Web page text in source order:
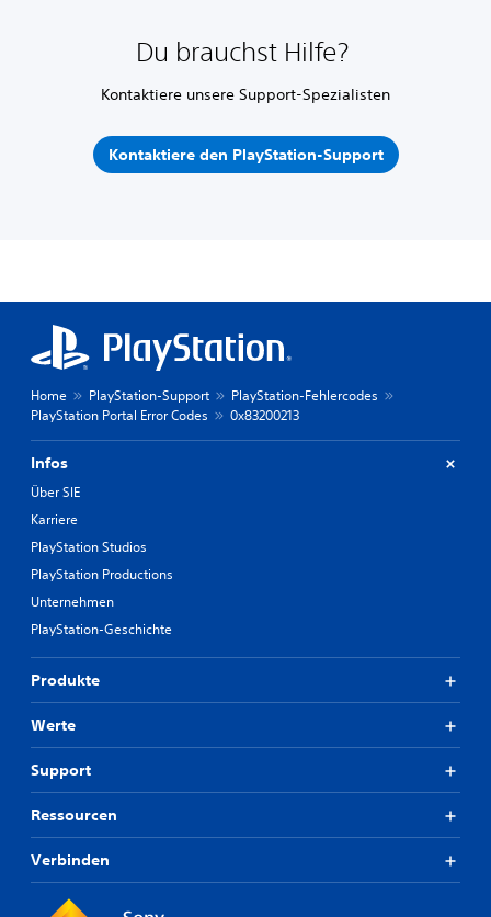
Du brauchst Hilfe?
Kontaktiere unsere Support-Spezialisten
Kontaktiere den PlayStation-Support
Home PlayStation-Support
PlayStation-Fehlercodes
PlayStation Portal Error Codes
0x83200213
Infos
Über SIE
Karriere
PlayStation Studios
PlayStation Productions
Unternehmen
PlayStation-Geschichte
Produkte
Werte
Support
Ressourcen
Verbinden